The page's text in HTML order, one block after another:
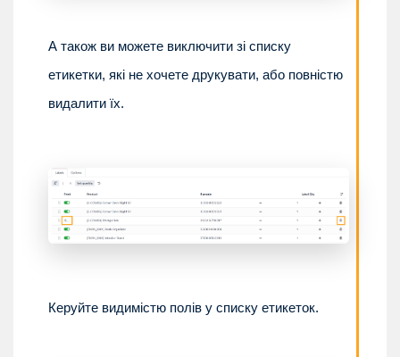
А також ви можете виключити зі списку
етикетки, які не хочете друкувати, або повністю
видалити їх.
Керуйте видимістю полів у списку етикеток.